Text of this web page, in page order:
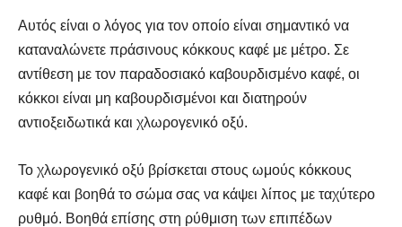
Αυτός είναι ο λόγος για τον οποίο είναι σημαντικό να
καταναλώνετε πράσινους κόκκους καφέ με μέτρο. Σε
αντίθεση με τον παραδοσιακό καβουρδισμένο καφέ, οι
κόκκοι είναι μη καβουρδισμένοι και διατηρούν
αντιοξειδωτικά και χλωρογενικό οξύ.
Το χλωρογενικό οξύ βρίσκεται στους ωμούς κόκκους
καφέ και βοηθά το σώμα σας να κάψει λίπος με ταχύτερο
ρυθμό. Βοηθά επίσης στη ρύθμιση των επιπέδων